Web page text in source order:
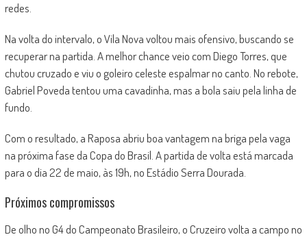
redes.
Na volta do intervalo, o Vila Nova voltou mais ofensivo, buscando se
recuperar na partida. A melhor chance veio com Diego Torres, que
chutou cruzado e viu o goleiro celeste espalmar no canto. No rebote,
Gabriel Poveda tentou uma cavadinha, mas a bola saiu pela linha de
fundo.
Com o resultado, a Raposa abriu boa vantagem na briga pela vaga
na próxima fase da Copa do Brasil. A partida de volta está marcada
para o dia 22 de maio, às 19h, no Estádio Serra Dourada.
Próximos compromissos
De olho no G4 do Campeonato Brasileiro, o Cruzeiro volta a campo no